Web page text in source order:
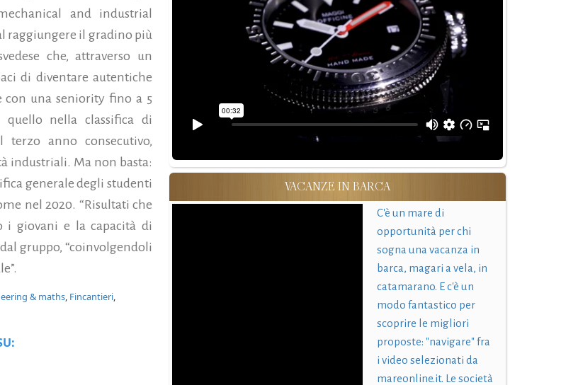
and industrial
raggiungere il gradino più
che, attraverso un
di diventare autentiche
con una seniority fino a 5
nella classifica di
anno consecutivo,
industriali. Ma non basta:
generale degli studenti
nel 2020. “Risultati che
i giovani e la capacità di
gruppo, “coinvolgendoli
& maths, Fincantieri,
VACANZE IN BARCA
C'è un mare di
opportunità per chi
sogna una vacanza in
barca, magari a vela, in
catamarano. E c'è un
modo fantastico per
scoprire le migliori
proposte: "navigare" fra
i video selezionati da
mareonline.it. Le società